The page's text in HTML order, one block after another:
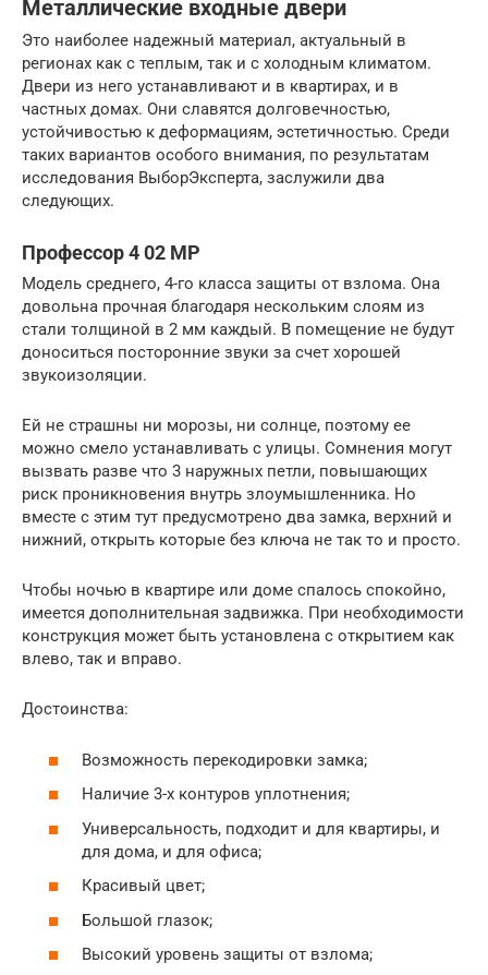
Металлические входные двери
Это наиболее надежный материал, актуальный в
регионах как с теплым, так и с холодным климатом.
Двери из него устанавливают и в квартирах, и в
частных домах. Они славятся долговечностью,
устойчивостью к деформациям, эстетичностью. Среди
таких вариантов особого внимания, по результатам
исследования ВыборЭксперта, заслужили два
следующих.
Профессор 4 02 MP
Модель среднего, 4-го класса защиты от взлома. Она
довольна прочная благодаря нескольким слоям из
стали толщиной в 2 мм каждый. В помещение не будут
доноситься посторонние звуки за счет хорошей
звукоизоляции.
Ей не страшны ни морозы, ни солнце, поэтому ее
можно смело устанавливать с улицы. Сомнения могут
вызвать разве что 3 наружных петли, повышающих
риск проникновения внутрь злоумышленника. Но
вместе с этим тут предусмотрено два замка, верхний и
нижний, открыть которые без ключа не так то и просто.
Чтобы ночью в квартире или доме спалось спокойно,
имеется дополнительная задвижка. При необходимости
конструкция может быть установлена с открытием как
влево, так и вправо.
Достоинства:
Возможность перекодировки замка;
Наличие 3-х контуров уплотнения;
Универсальность, подходит и для квартиры, и
для дома, и для офиса;
Красивый цвет;
Большой глазок;
Высокий уровень защиты от взлома;